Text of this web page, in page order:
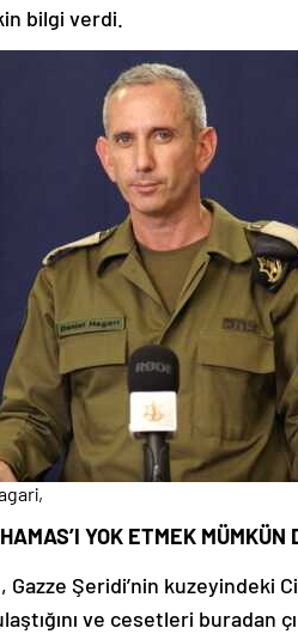
bilgi verdi.
YOK ETMEK MÜMKÜN
Şeridi’nin kuzeyindeki
ve cesetleri buradan